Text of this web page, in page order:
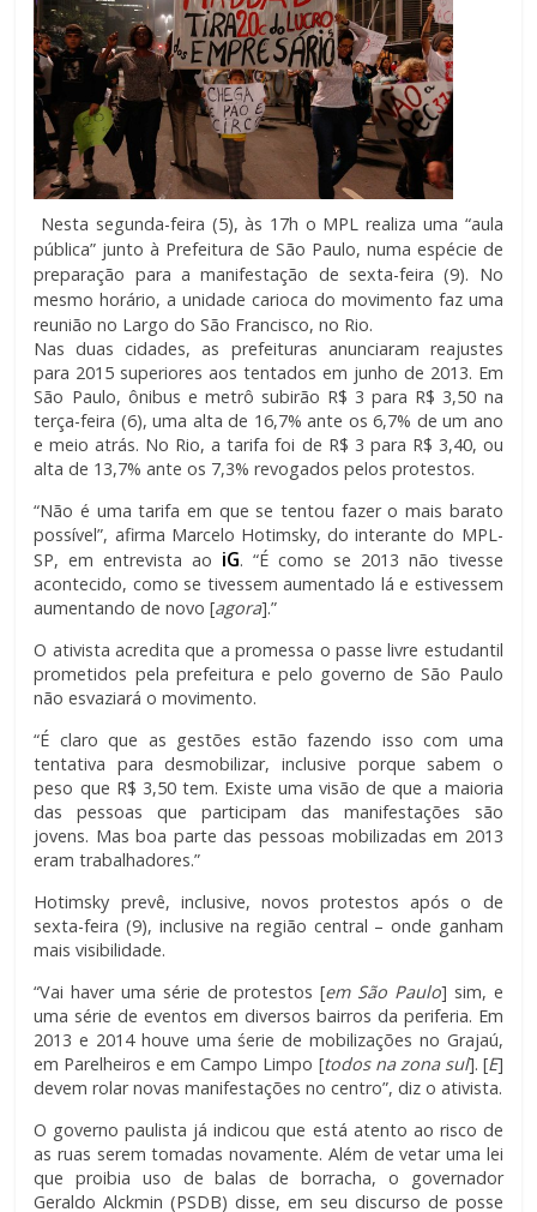
Nesta segunda-feira (5), às 17h o MPL realiza uma “aula
pública” junto à Prefeitura de São Paulo, numa espécie de
preparação para a manifestação de sexta-feira (9). No
mesmo horário, a unidade carioca do movimento faz uma
reunião no Largo do São Francisco, no Rio.
Nas duas cidades, as prefeituras anunciaram reajustes
para 2015 superiores aos tentados em junho de 2013. Em
São Paulo, ônibus e metrô subirão R$ 3 para R$ 3,50 na
terça-feira (6), uma alta de 16,7% ante os 6,7% de um ano
e meio atrás. No Rio, a tarifa foi de R$ 3 para R$ 3,40, ou
alta de 13,7% ante os 7,3% revogados pelos protestos.
“Não é uma tarifa em que se tentou fazer o mais barato
possível”, afirma Marcelo Hotimsky, do interante do MPL-
SP, em entrevista ao iG. “É como se 2013 não tivesse
acontecido, como se tivessem aumentado lá e estivessem
aumentando de novo [agora].”
O ativista acredita que a promessa o passe livre estudantil
prometidos pela prefeitura e pelo governo de São Paulo
não esvaziará o movimento.
“É claro que as gestões estão fazendo isso com uma
tentativa para desmobilizar, inclusive porque sabem o
peso que R$ 3,50 tem. Existe uma visão de que a maioria
das pessoas que participam das manifestações são
jovens. Mas boa parte das pessoas mobilizadas em 2013
eram trabalhadores.”
Hotimsky prevê, inclusive, novos protestos após o de
sexta-feira (9), inclusive na região central – onde ganham
mais visibilidade.
“Vai haver uma série de protestos [em São Paulo] sim, e
uma série de eventos em diversos bairros da periferia. Em
2013 e 2014 houve uma śerie de mobilizações no Grajaú,
em Parelheiros e em Campo Limpo [todos na zona sul]. [E]
devem rolar novas manifestações no centro”, diz o ativista.
O governo paulista já indicou que está atento ao risco de
as ruas serem tomadas novamente. Além de vetar uma lei
que proibia uso de balas de borracha, o governador
Geraldo Alckmin (PSDB) disse, em seu discurso de posse